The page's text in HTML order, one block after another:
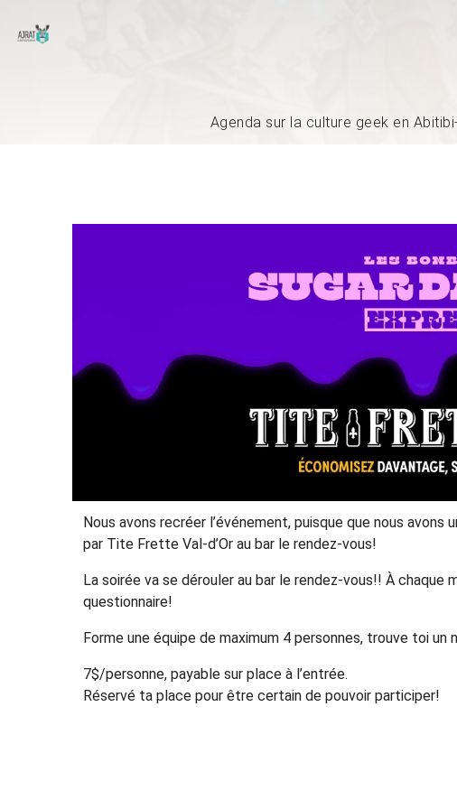
Agenda sur la culture geek en
Nous avons recréer l’événement, puisque que nous avons
par Tite Frette Val-d’Or au bar le rendez-vous!
La soirée va se dérouler au bar le rendez-vous!! À chaque
questionnaire!
Forme une équipe de maximum 4 personnes, trouve toi un
7$/personne, payable sur place à l’entrée.
Réservé ta place pour être certain de pouvoir participer!